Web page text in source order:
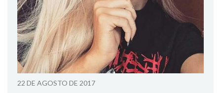
22 DE AGOSTO DE 2017